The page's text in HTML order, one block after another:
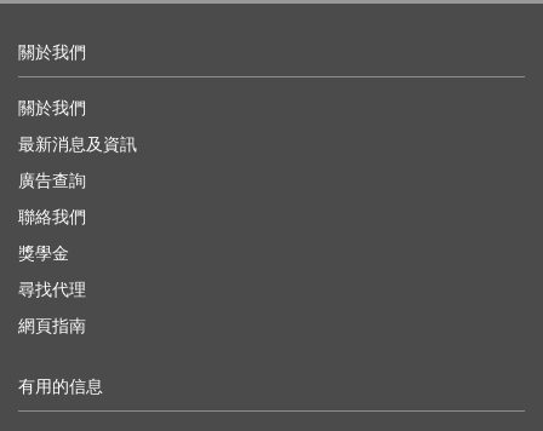
關於我們
關於我們
最新消息及資訊
廣告查詢
聯絡我們
獎學金
尋找代理
網頁指南
有用的信息